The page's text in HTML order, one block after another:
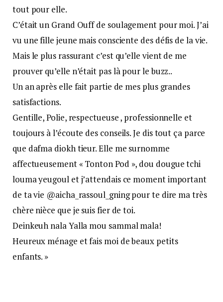
tout pour elle.
C’était un Grand Ouff de soulagement pour moi. J’ai
vu une fille jeune mais consciente des défis de la vie.
Mais le plus rassurant c’est qu’elle vient de me
prouver qu’elle n’était pas là pour le buzz..
Un an après elle fait partie de mes plus grandes
satisfactions.
Gentille, Polie, respectueuse , professionnelle et
toujours à l’écoute des conseils. Je dis tout ça parce
que dafma diokh tieur. Elle me surnomme
affectueusement « Tonton Pod », dou dougue tchi
louma yeugoul et j’attendais ce moment important
de ta vie @aicha_rassoul_gning pour te dire ma très
chère nièce que je suis fier de toi.
Deinkeuh nala Yalla mou sammal mala!
Heureux ménage et fais moi de beaux petits
enfants. »